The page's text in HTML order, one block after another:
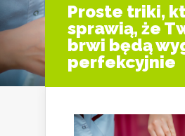
Proste triki,
sprawią, że
brwi będą
perfekcyjnie